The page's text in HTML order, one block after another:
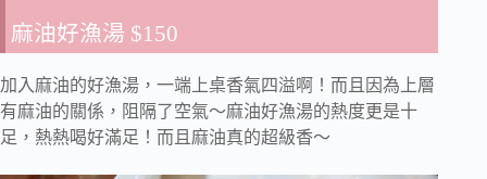
麻油好漁湯 $150
加入麻油的好漁湯，一端上桌香氣四溢啊！而且因為上層
有麻油的關係，阻隔了空氣～麻油好漁湯的熱度更是十
足，熱熱喝好滿足！而且麻油真的超級香～